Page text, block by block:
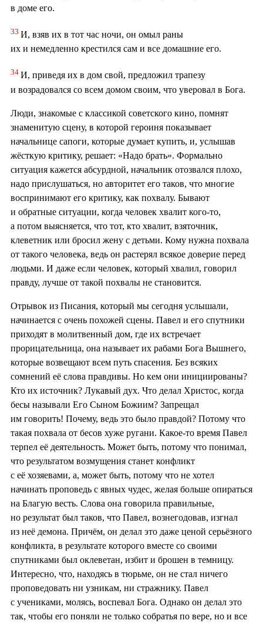
в доме его.
33 И, взяв их в тот час ночи, он омыл раны
их и немедленно крестился сам и все домашние его.
34 И, приведя их в дом свой, предложил трапезу
и возрадовался со всем домом своим, что уверовал в Бога.
Люди, знакомые с классикой советского кино, помнят
знаменитую сцену, в которой героиня показывает
начальнице сапоги, которые думает купить, и, услышав
жёсткую критику, решает: «Надо брать». Формально
ситуация кажется абсурдной, начальник отозвался плохо,
надо прислушаться, но авторитет его таков, что многие
воспринимают его критику, как похвалу. Бывают
и обратные ситуации, когда человек хвалит кого-то,
а потом выясняется, что тот, кто хвалит, взяточник,
клеветник или бросил жену с детьми. Кому нужна похвала
от такого человека, ведь он растерял всякое доверие перед
людьми. И даже если человек, который хвалил, говорил
правду, лучше от такой похвалы не становится.
Отрывок из Писания, который мы сегодня услышали,
начинается с очень похожей сцены. Павел и его спутники
приходят в молитвенный дом, где их встречает
прорицательница, она называет их рабами Бога Вышнего,
которые возвещают всем путь спасения. Без всяких
сомнений её слова правдивы. Но кем они инициированы?
Кто их источник? Лукавый дух. Что делал Христос, когда
бесы называли Его Сыном Божиим? Запрещал
им говорить! Почему, ведь это было правдой? Потому что
такая похвала от бесов хуже ругани. Какое-то время Павел
терпел её деятельность. Может быть, потому что понимал,
что результатом возмущения станет конфликт
с её хозяевами, а, может быть, потому что не хотел
начинать проповедь с явных чудес, желая больше опираться
на Благую весть. Слова она говорила правильные,
но результат был таков, что Павел, вознегодовав, изгнал
из неё демона. Причём, он делал это даже ценой серьёзного
конфликта, в результате которого вместе со своими
спутниками был оклеветан, избит и брошен в темницу.
Интересно, что, находясь в тюрьме, он не стал ничего
проповедовать ни узникам, ни стражнику. Павел
с учениками, молясь, воспевал Бога. Однако он делал это
так, чтобы его поняли не только собратья по вере, но и все